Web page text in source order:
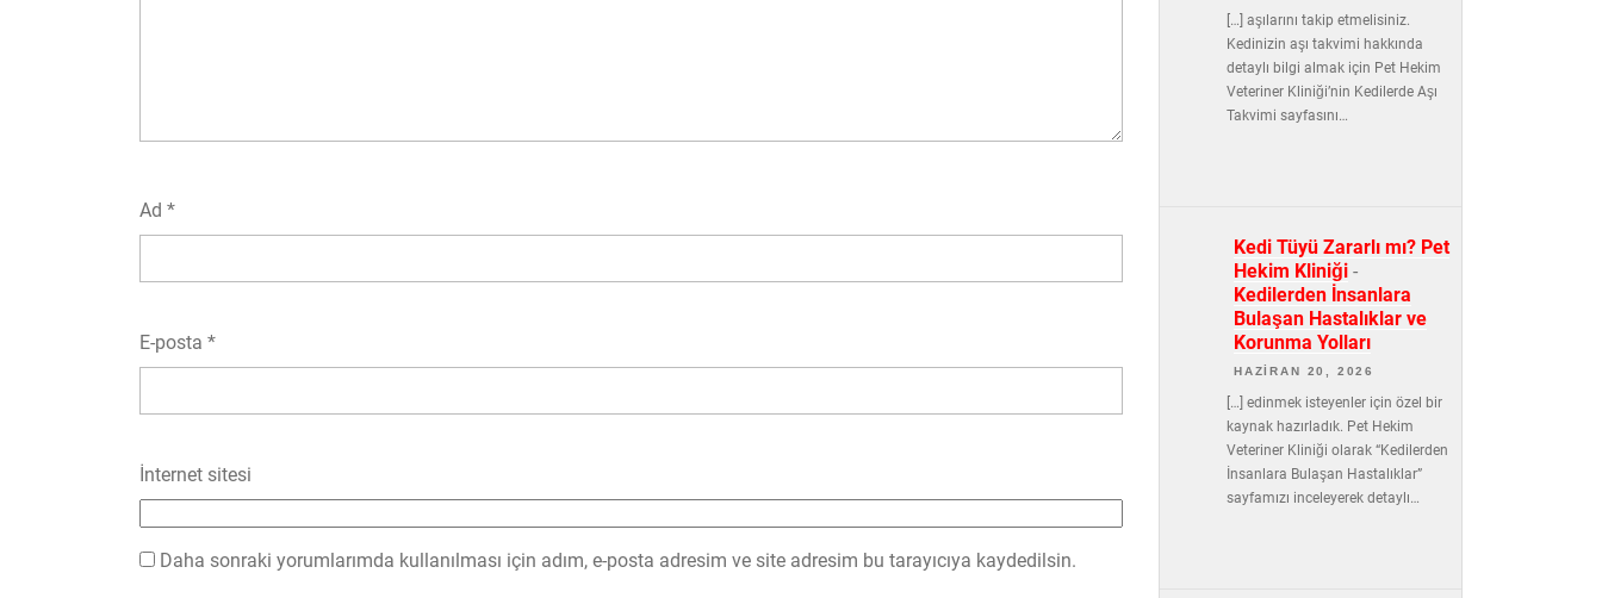
Ad *
E-posta *
İnternet sitesi
Daha sonraki yorumlarımda kullanılması için adım, e-posta adresim ve site adresim bu tarayıcıya kaydedilsin.
[…] aşılarını takip etmelisiniz.
Kedinizin aşı takvimi hakkında
detaylı bilgi almak için Pet Hekim
Veteriner Kliniği’nin Kedilerde Aşı
Takvimi sayfasını…
Kedi Tüyü Zararlı mı? Pet
Hekim Kliniği -
Kedilerden İnsanlara
Bulaşan Hastalıklar ve
Korunma Yolları
HAZIRAN 20, 2026
[…] edinmek isteyenler için özel bir
kaynak hazırladık. Pet Hekim
Veteriner Kliniği olarak “Kedilerden
İnsanlara Bulaşan Hastalıklar”
sayfamızı inceleyerek detaylı…